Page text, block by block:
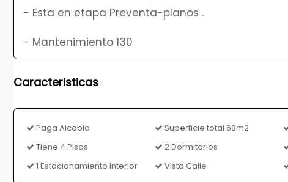
- Esta en etapa Preventa-planos .
- Mantenimiento 130
Caracteristicas
Paga Alcabla Superficie total 68m2
Tiene 4 Pisos
2 Dormitorios
1 Estacionamiento Interior
Vista Calle